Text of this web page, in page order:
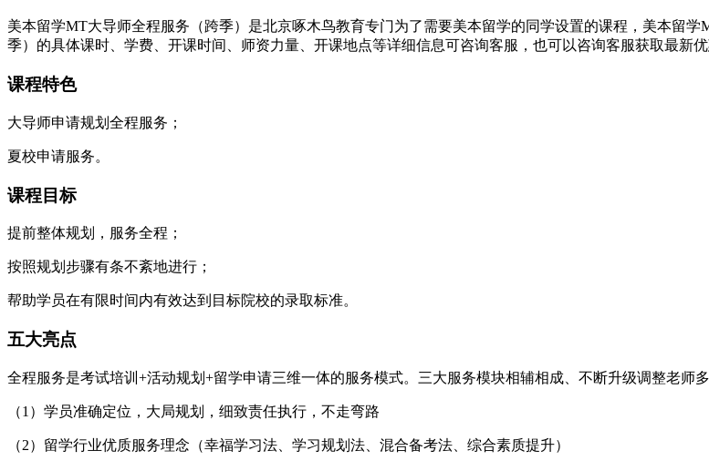
美本留学MT大导师全程服务（跨季）是北京啄木鸟教育专门为了需要美本留学的同学设置的课程，美本留
季）的具体课时、学费、开课时间、师资力量、开课地点等详细信息可咨询客服，也可以咨询客服获取最新
课程特色
大导师申请规划全程服务；
夏校申请服务。
课程目标
提前整体规划，服务全程；
按照规划步骤有条不紊地进行；
帮助学员在有限时间内有效达到目标院校的录取标准。
五大亮点
全程服务是考试培训+活动规划+留学申请三维一体的服务模式。三大服务模块相辅相成、不断升级调整老师
（1）学员准确定位，大局规划，细致责任执行，不走弯路
（2）留学行业优质服务理念（幸福学习法、学习规划法、混合备考法、综合素质提升）